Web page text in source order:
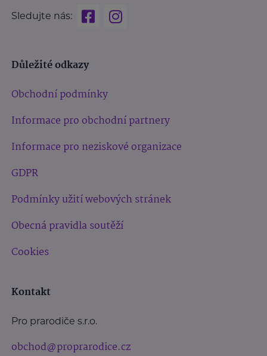
Sledujte nás:
Důležité odkazy
Obchodní podmínky
Informace pro obchodní partnery
Informace pro neziskové organizace
GDPR
Podmínky užití webových stránek
Obecná pravidla soutěží
Cookies
Kontakt
Pro prarodiče s.r.o.
obchod@proprarodice.cz